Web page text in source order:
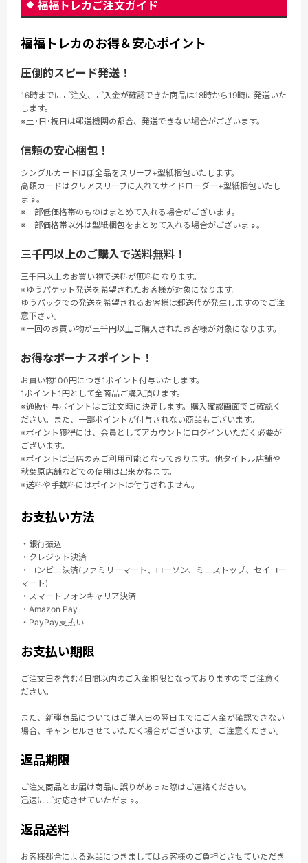
福福トレカご注文ガイド
福福トレカのお得＆安心ポイント
圧倒的スピード発送！
16時までにご注文、ご入金が確認できた商品は18時から19時に発送いた
します。
※土･日･祝日は郵送機関の都合、発送できない場合がございます。
信頼の安心梱包！
シングルカードほぼ全品をスリーブ+型紙梱包いたします。
高額カードはクリアスリーブに入れてサイドローダー+型紙梱包いたし
ます。
※一部低価格帯のものはまとめて入れる場合がございます。
※一部価格帯以外は型紙梱包をまとめて入れる場合がございます。
三千円以上のご購入で送料無料！
三千円以上のお買い物で送料が無料になります。
※ゆうパケット発送を希望されたお客様が対象になります。
ゆうパックでの発送を希望されるお客様は郵送代が発生しますのでご注
意下さい。
※一回のお買い物が三千円以上ご購入されたお客様が対象になります。
お得なボーナスポイント！
お買い物100円につき1ポイント付与いたします。
1ポイント1円として全商品ご購入頂けます。
※通販付与ポイントはご注文時に決定します。購入確認画面でご確認く
ださい。また、一部ポイントが付与されない商品もございます。
※ポイント獲得には、会員としてアカウントにログインいただく必要が
ございます。
※ポイントは当店のみご利用可能となっております。他タイトル店舗や
秋葉原店舗などでの使用は出来かねます。
※送料や手数料にはポイントは付与されません。
お支払い方法
・銀行振込
・クレジット決済
・コンビニ決済(ファミリーマート、ローソン、ミニストップ、セイコー
マート)
・スマートフォンキャリア決済
・Amazon Pay
・PayPay支払い
お支払い期限
ご注文日を含む4日間以内のご入金期限となっておりますのでご注意く
ださい。
また、新弾商品についてはご購入日の翌日までにご入金が確認できない
場合、キャンセルさせていただく場合がございます。ご注意ください。
返品期限
ご注文商品とお届け商品に誤りがあった際はご連絡ください。
迅速にご対応させていただます。
返品送料
お客様都合による返品につきましてはお客様のご負担とさせていただき